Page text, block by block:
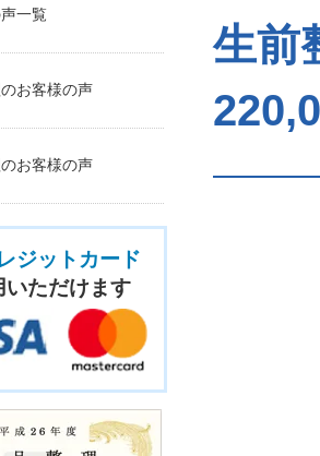
生
一覧
お客様の声
お客様の声
ジットカード
いただけます